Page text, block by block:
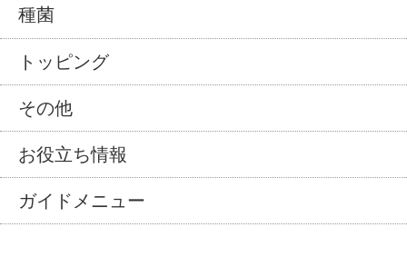
種菌
トッピング
その他
お役立ち情報
ガイドメニュー